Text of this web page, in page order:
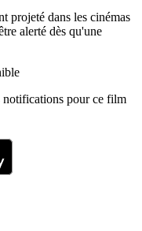
projeté dans les cinémas
alerté dès qu'une
notifications pour ce film